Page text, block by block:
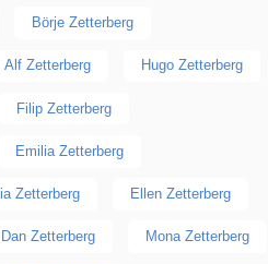
Börje Zetterberg
Alf Zetterberg Hugo Zetterberg
Filip Zetterberg
Emilia Zetterberg
Zetterberg Ellen Zetterberg
Dan Zetterberg Mona Zetterberg